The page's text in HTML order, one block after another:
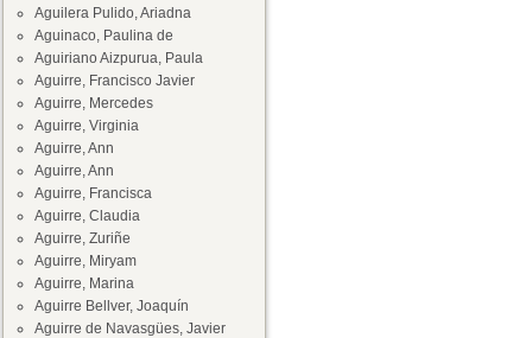
Aguilera Pulido, Ariadna
Aguinaco, Paulina de
Aguiriano Aizpurua, Paula
Aguirre, Francisco Javier
Aguirre, Mercedes
Aguirre, Virginia
Aguirre, Ann
Aguirre, Ann
Aguirre, Francisca
Aguirre, Claudia
Aguirre, Zuriñe
Aguirre, Miryam
Aguirre, Marina
Aguirre Bellver, Joaquín
Aguirre de Navasgües, Javier